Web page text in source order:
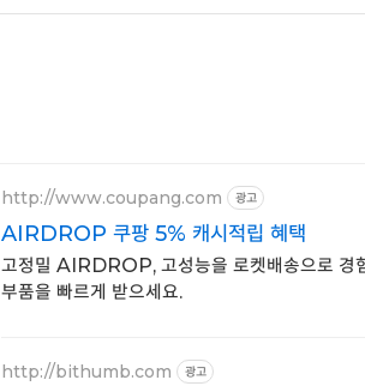
http://www.coupang.com 광고
AIRDROP 쿠팡 5% 캐시적립 혜택
고정밀 AIRDROP, 고성능을 로켓배송으로 경
부품을 빠르게 받으세요.
http://bithumb.com 광고